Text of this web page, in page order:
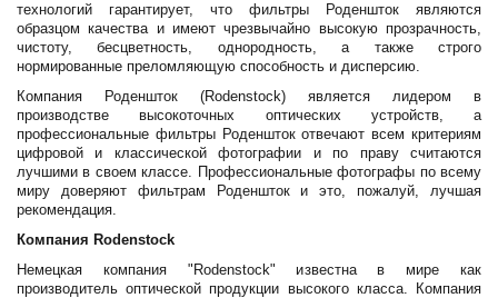
технологий гарантирует, что фильтры Роденшток являются
образцом качества и имеют чрезвычайно высокую прозрачность,
чистоту, бесцветность, однородность, а также строго
нормированные преломляющую способность и дисперсию.
Компания Роденшток (Rodenstock) является лидером в
производстве высокоточных оптических устройств, а
профессиональные фильтры Роденшток отвечают всем критериям
цифровой и классической фотографии и по праву считаются
лучшими в своем классе. Профессиональные фотографы по всему
миру доверяют фильтрам Роденшток и это, пожалуй, лучшая
рекомендация.
Компания Rodenstock
Немецкая компания "Rodenstock" известна в мире как
производитель оптической продукции высокого класса. Компания